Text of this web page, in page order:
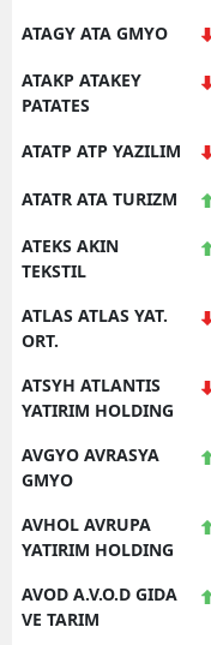
ATAGY ATA GMYO
ATAKP ATAKEY
PATATES
ATATP ATP YAZILIM
ATATR ATA TURIZM
ATEKS AKIN
TEKSTIL
ATLAS ATLAS YAT.
ORT.
ATSYH ATLANTIS
YATIRIM HOLDING
AVGYO AVRASYA
GMYO
AVHOL AVRUPA
YATIRIM HOLDING
AVOD A.V.O.D GIDA
VE TARIM